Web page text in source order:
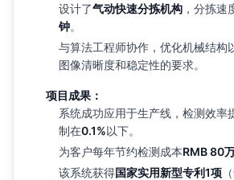
设计了气动快速分拣机构 ，分拣速
钟。
与算法工程师协作，优化机械结构
图像清晰度和稳定性的要求。
项目成果：
系统成功应用于生产线，检测效率
制在0.1%以下。
为客户每年节约检测成本RMB 80
该系统获得国家实用新型专利1项